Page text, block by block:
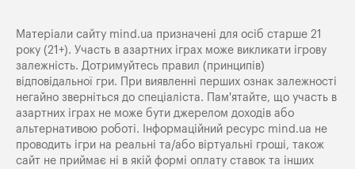
Матеріали сайту mind.ua призначені для осіб старше 21
року (21+). Участь в азартних іграх може викликати ігрову
залежність. Дотримуйтесь правил (принципів)
відповідальної гри. При виявленні перших ознак залежності
негайно зверніться до спеціаліста. Пам'ятайте, що участь в
азартних іграх не може бути джерелом доходів або
альтернативою роботі. Інформаційний ресурс mind.ua не
проводить ігри на реальні та/або віртуальні гроші, також
сайт не приймає ні в якій формі оплату ставок та інших